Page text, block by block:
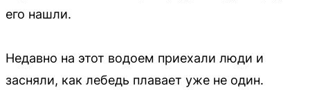
его нашли.
Недавно на этот водоем приехали люди и
засняли, как лебедь плавает уже не один.